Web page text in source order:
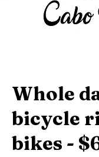
Whole
bicycle
bikes -